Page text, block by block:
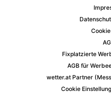
Fixplatzierte
AGB für
wetter.at Partner
Cookie